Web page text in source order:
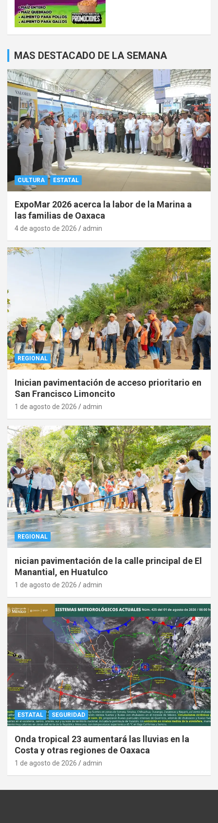
MAS DESTACADO DE LA SEMANA
CULTURA ESTATAL
ExpoMar 2026 acerca la labor de la Marina a
las familias de Oaxaca
4 de agosto de 2026 admin
REGIONAL
Inician pavimentación de acceso prioritario en
San Francisco Limoncito
1 de agosto de 2026 admin
REGIONAL
nician pavimentación de la calle principal de El
Manantial, en Huatulco
1 de agosto de 2026 admin
ESTATAL SEGURIDAD
Onda tropical 23 aumentará las lluvias en la
Costa y otras regiones de Oaxaca
1 de agosto de 2026 admin